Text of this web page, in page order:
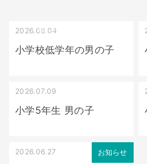
受け口（しゃくれている）
2026.08.04
小学校低学年の男の子
2026.07.09
小学5年生 男の子
お知らせ
2026.06.27